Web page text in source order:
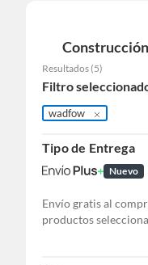
Resultados (5)
Filtro
wadfow
Tipo de Entrega
Nuevo
Envío gratis al
productos